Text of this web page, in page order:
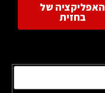
האפליקציה של
בחזית